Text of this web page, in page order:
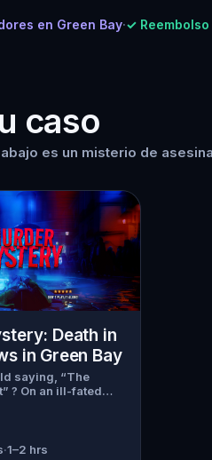
en Green Bay·✓
caso
es un misterio de
Death in
in Green Bay
saying, “The
? On an ill-fated
terribly wrong for
and Walter Bridges
a ghost tour led
·1–2 hrs